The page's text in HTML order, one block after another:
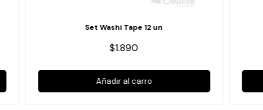
Set Washi Tape 12 un
$1.890
Añadir al carro